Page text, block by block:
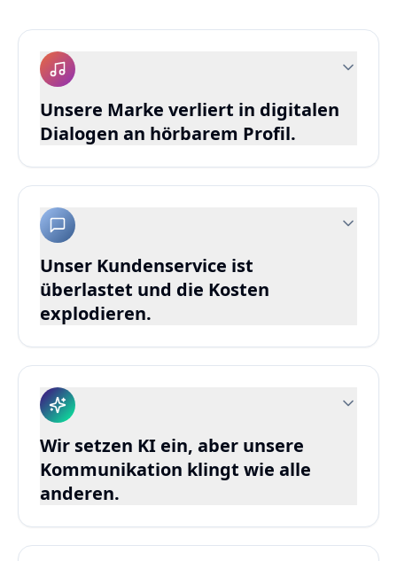
Unsere Marke verliert in digitalen
Dialogen an hörbarem Profil.
Audio Branding übersetzt eure
Markenidentität vom Soundlogo bis zur Brand
Voice konsistent über alle Touchpoints.
Audio Branding
Unser Kundenservice ist
überlastet und die Kosten
explodieren.
Conversational AI steuert wiederkehrende
Anliegen, entlastet Serviceteams und
verbessert die Customer Experience.
Conversational AI
Wir setzen KI ein, aber unsere
Kommunikation klingt wie alle
anderen.
Applied AI mit AI Voice und auditivem Design
sorgt für unverwechselbare Kommunikation in